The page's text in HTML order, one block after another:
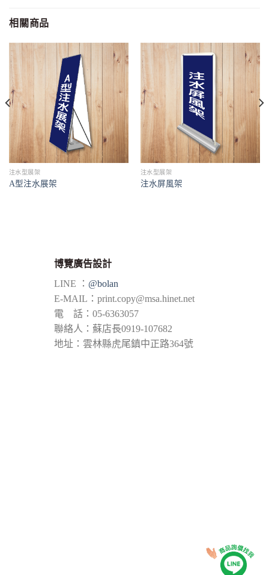
相關商品
注水型展架
A型注水展架
注水型展架
注水屏風架
博覽廣告設計
LINE ： @bolan
E-MAIL： print.copy@msa.hinet.net
電 話：05-6363057
聯絡人：蘇店長0919-107682
地址：雲林縣虎尾鎮中正路364號